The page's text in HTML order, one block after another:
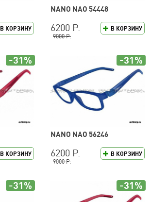
В КОРЗИНУ
NANO NAO 54448
В КОРЗИНУ
6200 Р.
9000 Р.
В КОРЗИНУ
-31%
NANO NAO 56246
В КОРЗИНУ
6200 Р.
9000 Р.
-31%
-31% -31%